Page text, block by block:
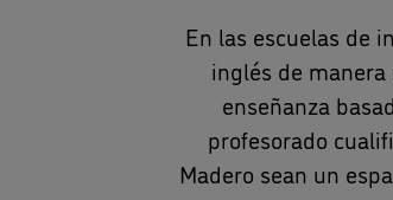
En las escuelas de
inglés de
enseñanza
profesorado
Madero sean un